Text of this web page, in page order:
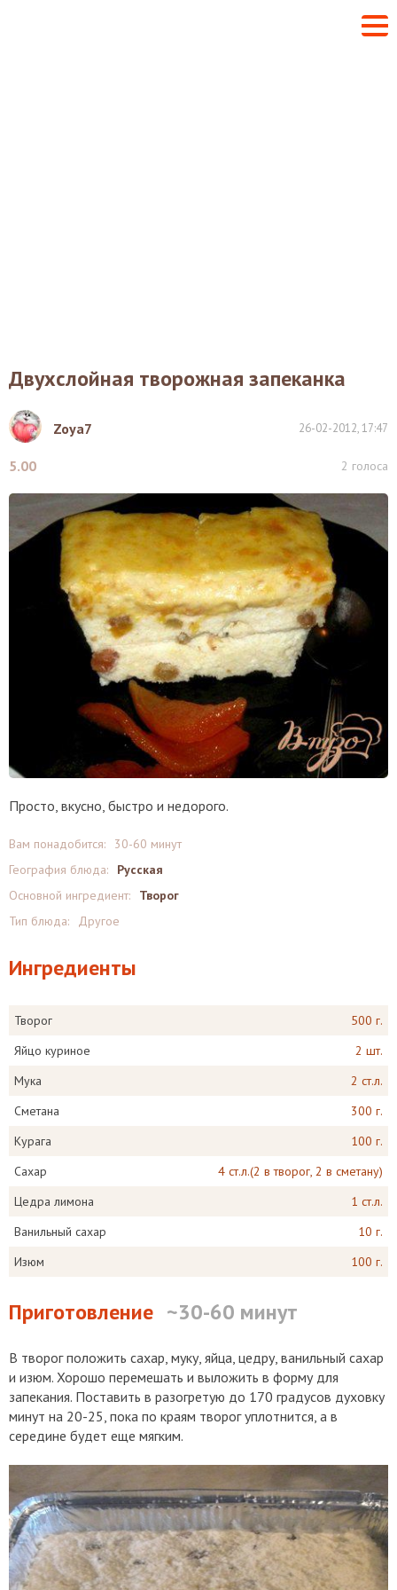
Двухслойная творожная запеканка
Zoya7 26-02-2012, 17:47
5.00 2 голоса
Просто, вкусно, быстро и недорого.
Вам понадобится:
30-60 минут
География блюда:
Русская
Основной ингредиент:
Творог
Тип блюда:
Другое
Ингредиенты
Творог
500 г.
Яйцо куриное
2 шт.
Мука
2 ст.л.
Сметана
300 г.
Курага
100 г.
Сахар
4 ст.л.(2 в творог, 2 в сметану)
Цедра лимона
1 ст.л.
Ванильный сахар
10 г.
Изюм
100 г.
Приготовление ~30-60 минут
В творог положить сахар, муку, яйца, цедру, ванильный сахар
и изюм. Хорошо перемешать и выложить в форму для
запекания. Поставить в разогретую до 170 градусов духовку
минут на 20-25, пока по краям творог уплотнится, а в
середине будет еще мягким.